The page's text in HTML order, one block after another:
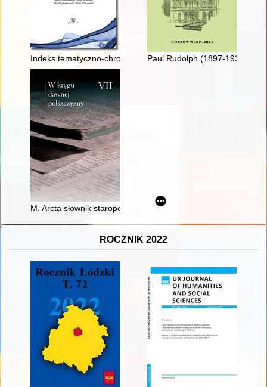
Indeks tematyczno-chronologizacyjny 1918-1939. T. 10, Cz. 2
Paul Rudolph (1897-1939) :
M. Arcta słownik staropolski" : charakterystyka
ROCZNIK 2022